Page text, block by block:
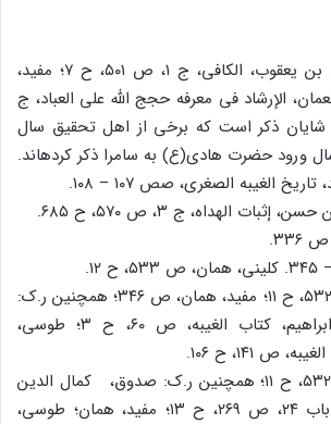
۱. ر.ک: کلینی، محمد بن یعقوب، الکافی، ج ۱، ص ۵۰۱، ح ۷؛ مفید،
الإرشاد فی معرفه حجج الله علی العباد، ج
صص ۳۰۹ – ۳۱۲. شایان ذکر است که برخی از اهل تحقیق ‏سال
سال ورود حضرت هادی‏(ع) به سامرا ذکر کرده‏اند.
الغیبه الصغری، صص ۱۰۷ – ۱۰۸.
۵. کلینی، همان، ص ۵۳۲، ح ۱۱؛ مفید، همان، ص ۳۴۶؛ همچنین ر.ک:
نعمانی، محمد بن ابراهیم، کتاب الغیبه، ص ۶۰، ح ۳؛ طوسی،
۱۴۱، ح ۱۰۶.
۶. کلینی، همان، ص ۵۳۲، ح ۱۱؛ همچنین ر.ک: صدوق، کمال الدین
و تمام النعمه، ج ۱، باب ۲۴، ص ۲۶۹، ح ۱۳؛ مفید، همان؛ طوسی،